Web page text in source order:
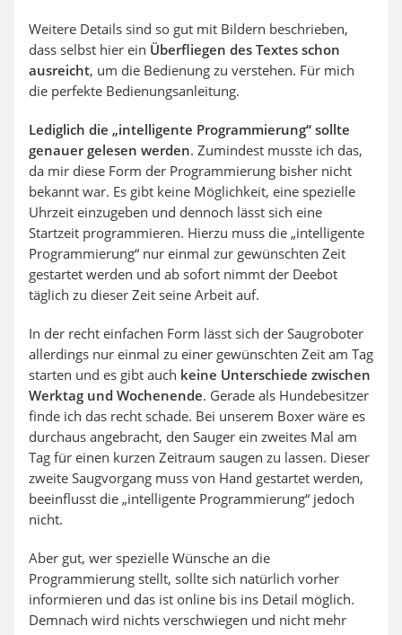
Weitere Details sind so gut mit Bildern beschrieben,
dass selbst hier ein Überfliegen des Textes schon
ausreicht, um die Bedienung zu verstehen. Für mich
die perfekte Bedienungsanleitung.
Lediglich die „intelligente Programmierung“ sollte
genauer gelesen werden. Zumindest musste ich das,
da mir diese Form der Programmierung bisher nicht
bekannt war. Es gibt keine Möglichkeit, eine spezielle
Uhrzeit einzugeben und dennoch lässt sich eine
Startzeit programmieren. Hierzu muss die „intelligente
Programmierung“ nur einmal zur gewünschten Zeit
gestartet werden und ab sofort nimmt der Deebot
täglich zu dieser Zeit seine Arbeit auf.
In der recht einfachen Form lässt sich der Saugroboter
allerdings nur einmal zu einer gewünschten Zeit am Tag
starten und es gibt auch keine Unterschiede zwischen
Werktag und Wochenende. Gerade als Hundebesitzer
finde ich das recht schade. Bei unserem Boxer wäre es
durchaus angebracht, den Sauger ein zweites Mal am
Tag für einen kurzen Zeitraum saugen zu lassen. Dieser
zweite Saugvorgang muss von Hand gestartet werden,
beeinflusst die „intelligente Programmierung“ jedoch
nicht.
Aber gut, wer spezielle Wünsche an die
Programmierung stellt, sollte sich natürlich vorher
informieren und das ist online bis ins Detail möglich.
Demnach wird nichts verschwiegen und nicht mehr